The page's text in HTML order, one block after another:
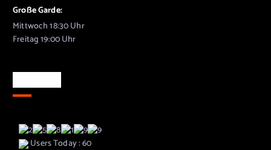
Große Garde:
Mittwoch 18:30 Uhr
Freitag 19:00 Uhr
Users Today : 60